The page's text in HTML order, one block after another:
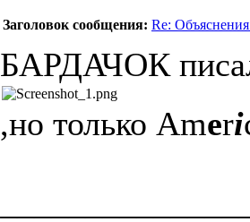
Заголовок сообщения: Re:
БАРДАЧОК
,но только Ameri